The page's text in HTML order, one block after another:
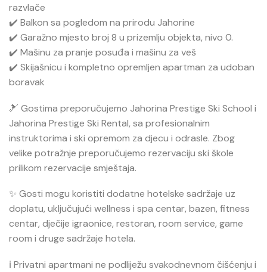
razvlače
✔️ Balkon sa pogledom na prirodu Jahorine
✔️ Garažno mjesto broj 8 u prizemlju objekta, nivo 0.
✔️ Mašinu za pranje posuđa i mašinu za veš
✔️ Skijašnicu i kompletno opremljen apartman za udoban
boravak
🎿 Gostima preporučujemo Jahorina Prestige Ski School i
Jahorina Prestige Ski Rental, sa profesionalnim
instruktorima i ski opremom za djecu i odrasle. Zbog
velike potražnje preporučujemo rezervaciju ski škole
prilikom rezervacije smještaja.
✨ Gosti mogu koristiti dodatne hotelske sadržaje uz
doplatu, uključujući wellness i spa centar, bazen, fitness
centar, dječije igraonice, restoran, room service, game
room i druge sadržaje hotela.
ℹ️ Privatni apartmani ne podliježu svakodnevnom čišćenju i